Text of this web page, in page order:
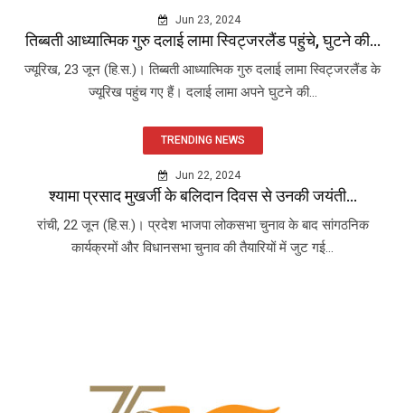
Jun 23, 2024
तिब्बती आध्यात्मिक गुरु दलाई लामा स्विट्जरलैंड पहुंचे, घुटने की...
ज्यूरिख, 23 जून (हि.स.)। तिब्बती आध्यात्मिक गुरु दलाई लामा स्विट्जरलैंड के
ज्यूरिख पहुंच गए हैं। दलाई लामा अपने घुटने की...
TRENDING NEWS
Jun 22, 2024
श्यामा प्रसाद मुखर्जी के बलिदान दिवस से उनकी जयंती...
रांची, 22 जून (हि.स.)। प्रदेश भाजपा लोकसभा चुनाव के बाद सांगठनिक
कार्यक्रमों और विधानसभा चुनाव की तैयारियों में जुट गई...